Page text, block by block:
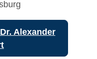
Alexander